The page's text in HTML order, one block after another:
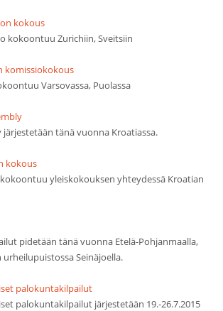
kokous
kokoontuu Zurichiin, Sveitsiin
komissiokokous
Varsovassa, Puolassa
järjestetään tänä vuonna Kroatiassa.
kokous
yleiskokouksen yhteydessä Kroatian
pidetään tänä vuonna Etelä-Pohjanmaalla,
Seinäjoella.
palokuntakilpailut
palokuntakilpailut järjestetään 19.-26.7.2015